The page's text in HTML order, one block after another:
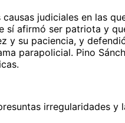
judiciales en las
sí afirmó ser patriota y
y su paciencia, y
parapolicial. Pino
irregularidades y